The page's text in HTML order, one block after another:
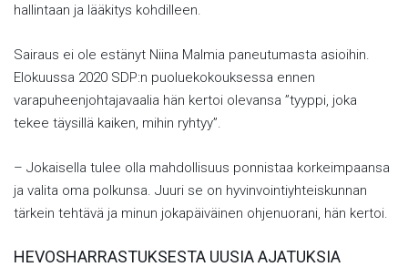
hallintaan ja lääkitys kohdilleen.
Sairaus ei ole estänyt Niina Malmia paneutumasta asioihin.
Elokuussa 2020 SDP:n puoluekokouksessa ennen
varapuheenjohtajavaalia hän kertoi olevansa ”tyyppi, joka
tekee täysillä kaiken, mihin ryhtyy”.
– Jokaisella tulee olla mahdollisuus ponnistaa korkeimpaansa
ja valita oma polkunsa. Juuri se on hyvinvointiyhteiskunnan
tärkein tehtävä ja minun jokapäiväinen ohjenuorani, hän kertoi.
HEVOSHARRASTUKSESTA UUSIA AJATUKSIA